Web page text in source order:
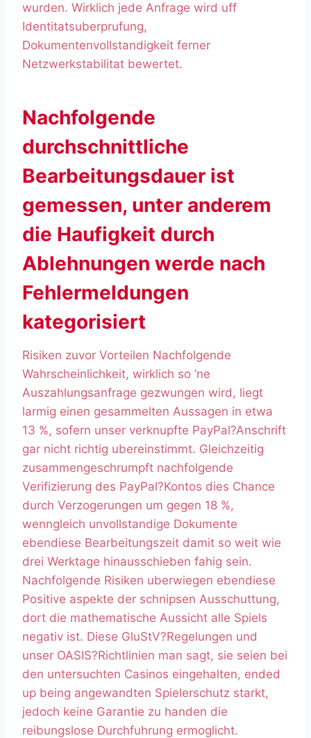
wurden. Wirklich jede Anfrage wird uff
Identitatsuberprufung,
Dokumentenvollstandigkeit ferner
Netzwerkstabilitat bewertet.
Nachfolgende
durchschnittliche
Bearbeitungsdauer ist
gemessen, unter anderem
die Haufigkeit durch
Ablehnungen werde nach
Fehlermeldungen
kategorisiert
Risiken zuvor Vorteilen Nachfolgende
Wahrscheinlichkeit, wirklich so ‘ne
Auszahlungsanfrage gezwungen wird, liegt
larmig einen gesammelten Aussagen in etwa
13 %, sofern unser verknupfte PayPal?Anschrift
gar nicht richtig ubereinstimmt. Gleichzeitig
zusammengeschrumpft nachfolgende
Verifizierung des PayPal?Kontos dies Chance
durch Verzogerungen um gegen 18 %,
wenngleich unvollstandige Dokumente
ebendiese Bearbeitungszeit damit so weit wie
drei Werktage hinausschieben fahig sein.
Nachfolgende Risiken uberwiegen ebendiese
Positive aspekte der schnipsen Ausschuttung,
dort die mathematische Aussicht alle Spiels
negativ ist. Diese GluStV?Regelungen und
unser OASIS?Richtlinien man sagt, sie seien bei
den untersuchten Casinos eingehalten, ended
up being angewandten Spielerschutz starkt,
jedoch keine Garantie zu handen die
reibungslose Durchfuhrung ermoglicht.